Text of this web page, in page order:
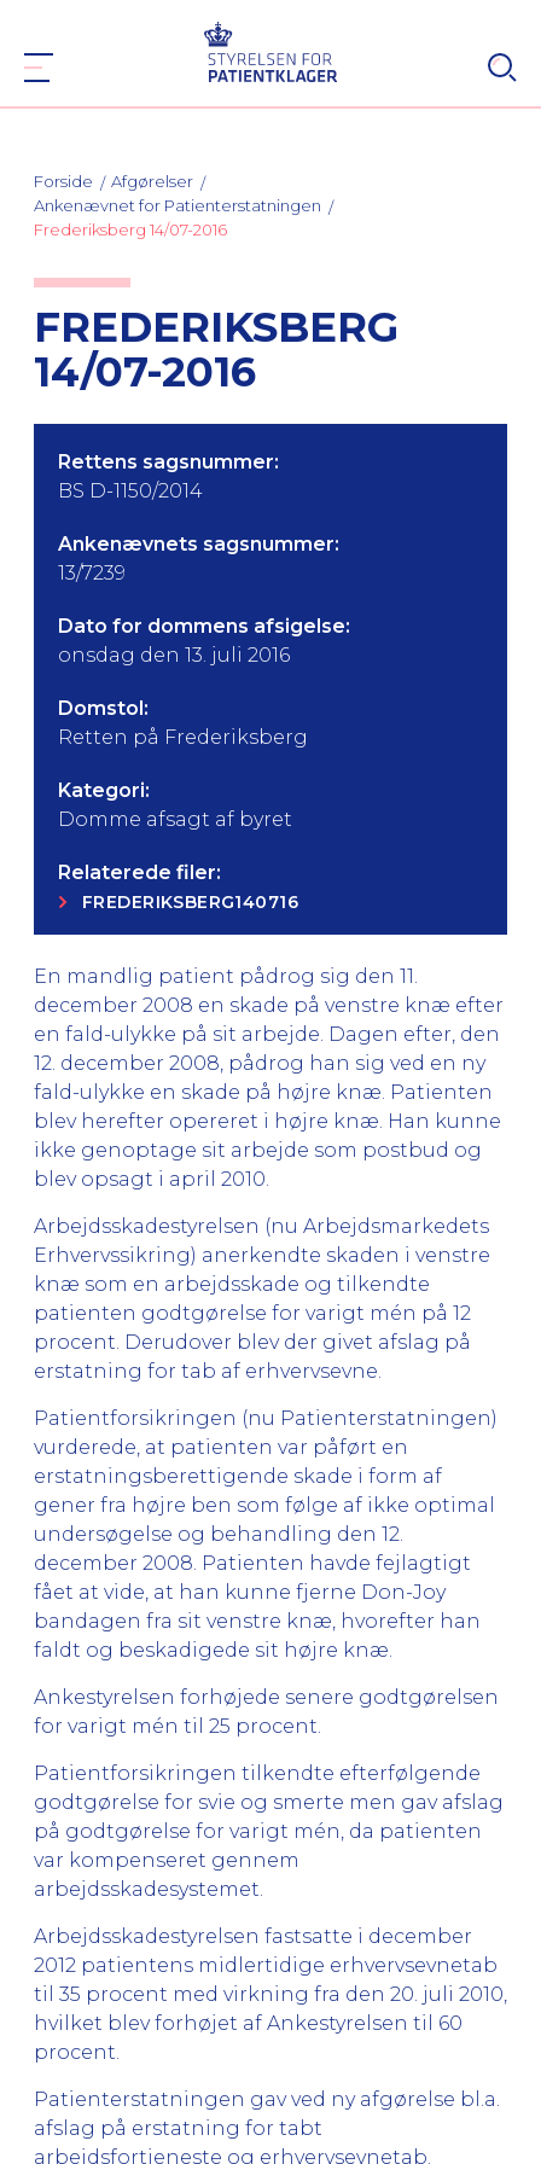
Forside
Afgørelser
Ankenævnet for Patienterstatningen
Frederiksberg 14/07-2016
FREDERIKSBERG
14/07-2016
Rettens sagsnummer:
BS D-1150/2014
Ankenævnets sagsnummer:
13/7239
Dato for dommens afsigelse:
onsdag den 13. juli 2016
Domstol:
Retten på Frederiksberg
Kategori:
Domme afsagt af byret
Relaterede filer:
FREDERIKSBERG140716
En mandlig patient pådrog sig den 11.
december 2008 en skade på venstre knæ efter
en fald-ulykke på sit arbejde. Dagen efter, den
12. december 2008, pådrog han sig ved en ny
fald-ulykke en skade på højre knæ. Patienten
blev herefter opereret i højre knæ. Han kunne
ikke genoptage sit arbejde som postbud og
blev opsagt i april 2010.
Arbejdsskadestyrelsen (nu Arbejdsmarkedets
Erhvervssikring) anerkendte skaden i venstre
knæ som en arbejdsskade og tilkendte
patienten godtgørelse for varigt mén på 12
procent. Derudover blev der givet afslag på
erstatning for tab af erhvervsevne.
Patientforsikringen (nu Patienterstatningen)
vurderede, at patienten var påført en
erstatningsberettigende skade i form af
gener fra højre ben som følge af ikke optimal
undersøgelse og behandling den 12.
december 2008. Patienten havde fejlagtigt
fået at vide, at han kunne fjerne Don-Joy
bandagen fra sit venstre knæ, hvorefter han
faldt og beskadigede sit højre knæ.
Ankestyrelsen forhøjede senere godtgørelsen
for varigt mén til 25 procent.
Patientforsikringen tilkendte efterfølgende
godtgørelse for svie og smerte men gav afslag
på godtgørelse for varigt mén, da patienten
var kompenseret gennem
arbejdsskadesystemet.
Arbejdsskadestyrelsen fastsatte i december
2012 patientens midlertidige erhvervsevnetab
til 35 procent med virkning fra den 20. juli 2010,
hvilket blev forhøjet af Ankestyrelsen til 60
procent.
Patienterstatningen gav ved ny afgørelse bl.a.
afslag på erstatning for tabt
arbejdsfortjeneste og erhvervsevnetab.